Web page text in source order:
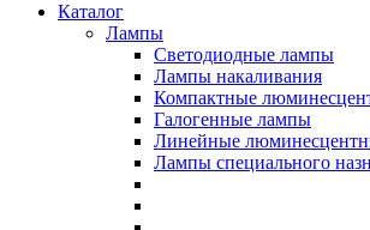
Каталог
Лампы
Светодиодные лампы
Лампы накаливания
Компактные
Галогенные лампы
Линейные
Лампы специального